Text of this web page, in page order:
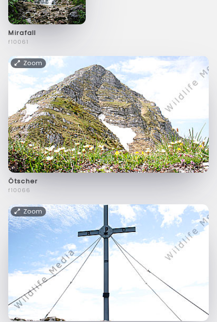
Mirafall
f10061
Zoom
Ötscher
f10066
Zoom